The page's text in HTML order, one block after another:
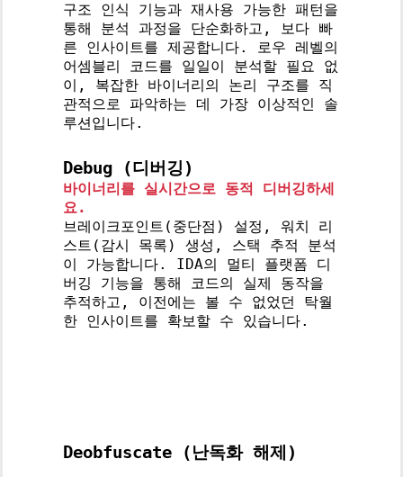
구조 인식 기능과 재사용 가능한 패턴을
통해 분석 과정을 단순화하고, 보다 빠
른 인사이트를 제공합니다. 로우 레벨의
어셈블리 코드를 일일이 분석할 필요 없
이, 복잡한 바이너리의 논리 구조를 직
관적으로 파악하는 데 가장 이상적인 솔
루션입니다.
Debug (디버깅)
바이너리를 실시간으로 동적 디버깅하세
요.
브레이크포인트(중단점) 설정, 워치 리
스트(감시 목록) 생성, 스택 추적 분석
이 가능합니다. IDA의 멀티 플랫폼 디
버깅 기능을 통해 코드의 실제 동작을
추적하고, 이전에는 볼 수 없었던 탁월
한 인사이트를 확보할 수 있습니다.
Deobfuscate (난독화 해제)